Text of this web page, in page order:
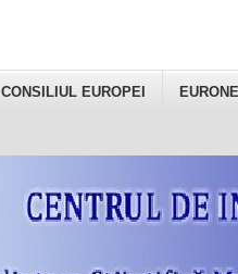
CONSILIUL EUROPEI